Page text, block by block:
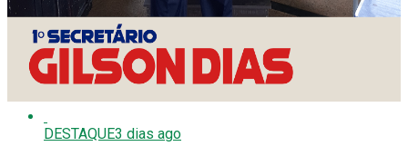
ENTRETENIMENTO
Vídeo: Virginia flagra ataque de tubarão a arraia em praia da
Jamaica
DESTAQUE3 dias ago